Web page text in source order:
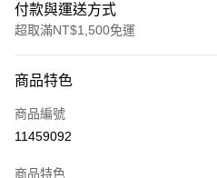
付款與運送方式
超取滿NT$1,500免運
信用卡一次付款
超商取貨付款
商品特色
商品編號
11459092
商品特色